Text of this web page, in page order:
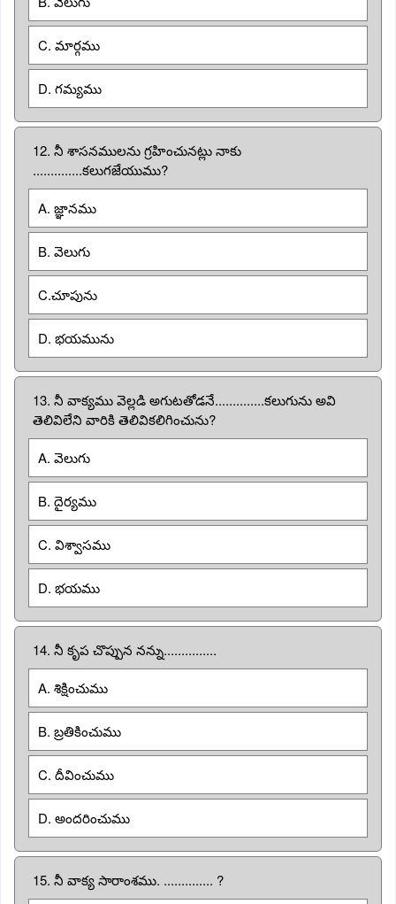
C. మార్గము
D. గమ్యము
12. నీ శాసనములను గ్రహించునట్లు నాకు
..............కలుగజేయుము?
A. జ్ఞానము
B. వెలుగు
C.చూపును
D. భయమును
13. నీ వాక్యము వెల్లడి అగుటతోడనే..............కలుగును అవి
తెలివిలేని వారికి తెలివికలిగించును?
A. వెలుగు
B. దైర్యము
C. విశ్వాసము
D. భయము
14. నీ కృప చొప్పున నన్ను...............
A. శిక్షించుము
B. బ్రతికించుము
C. దీవించుము
D. అందరించుము
15. నీ వాక్య సారాంశము. .............. ?